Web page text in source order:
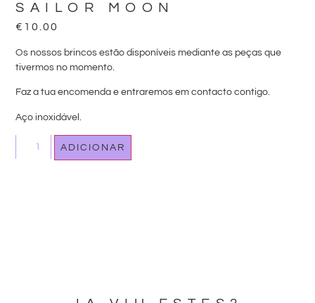
SAILOR MOON
€ 10.00
Os nossos brincos estão disponíveis mediante as peças que
tivermos no momento.
Faz a tua encomenda e entraremos em contacto contigo.
Aço inoxidável.
ADICIONAR